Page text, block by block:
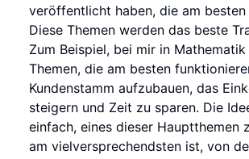
veröffentlicht haben, die am
Diese Themen werden das beste
Zum Beispiel, bei mir in
Themen, die am besten
Kundenstamm aufzubauen, das
steigern und Zeit zu sparen. Die
einfach, eines dieser Hauptthemen
am vielversprechendsten ist, von